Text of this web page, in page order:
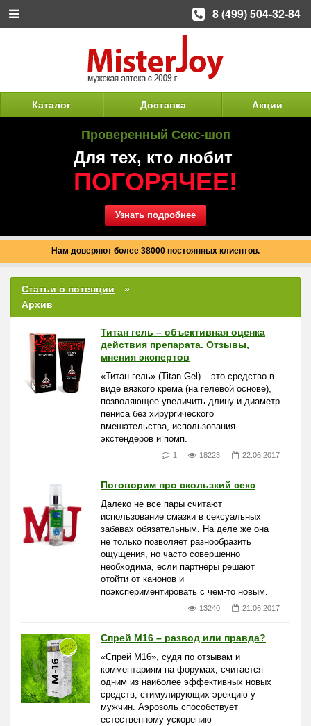
Каталог Доставка Акции
Проверенный Секс-шоп
Для тех, кто любит
ПОГОРЯЧЕЕ!
Узнать подробнее
Нам доверяют более 38000 постоянных клиентов.
Статьи о потенции
Архив
Титан гель – объективная оценка
действия препарата. Отзывы,
мнения экспертов
«Титан гель» (Titan Gel) – это средство в
виде вязкого крема (на гелевой основе),
позволяющее увеличить длину и диаметр
пениса без хирургического
вмешательства, использования
экстендеров и помп.
1 18223 22.06.2017
Поговорим про скользкий секс
Далеко не все пары считают
использование смазки в сексуальных
забавах обязательным. На деле же она
не только позволяет разнообразить
ощущения, но часто совершенно
необходима, если партнеры решают
отойти от канонов и
поэкспериментировать с чем-то новым.
13240 21.06.2017
Спрей М16 – развод или правда?
«Спрей М16», судя по отзывам и
комментариям на форумах, считается
одним из наиболее эффективных новых
средств, стимулирующих эрекцию у
мужчин. Аэрозоль способствует
естественному ускорению
8 (499) 504-32-84